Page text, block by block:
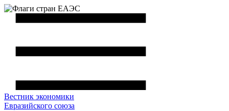
Вестник экономики
Евразийского союза